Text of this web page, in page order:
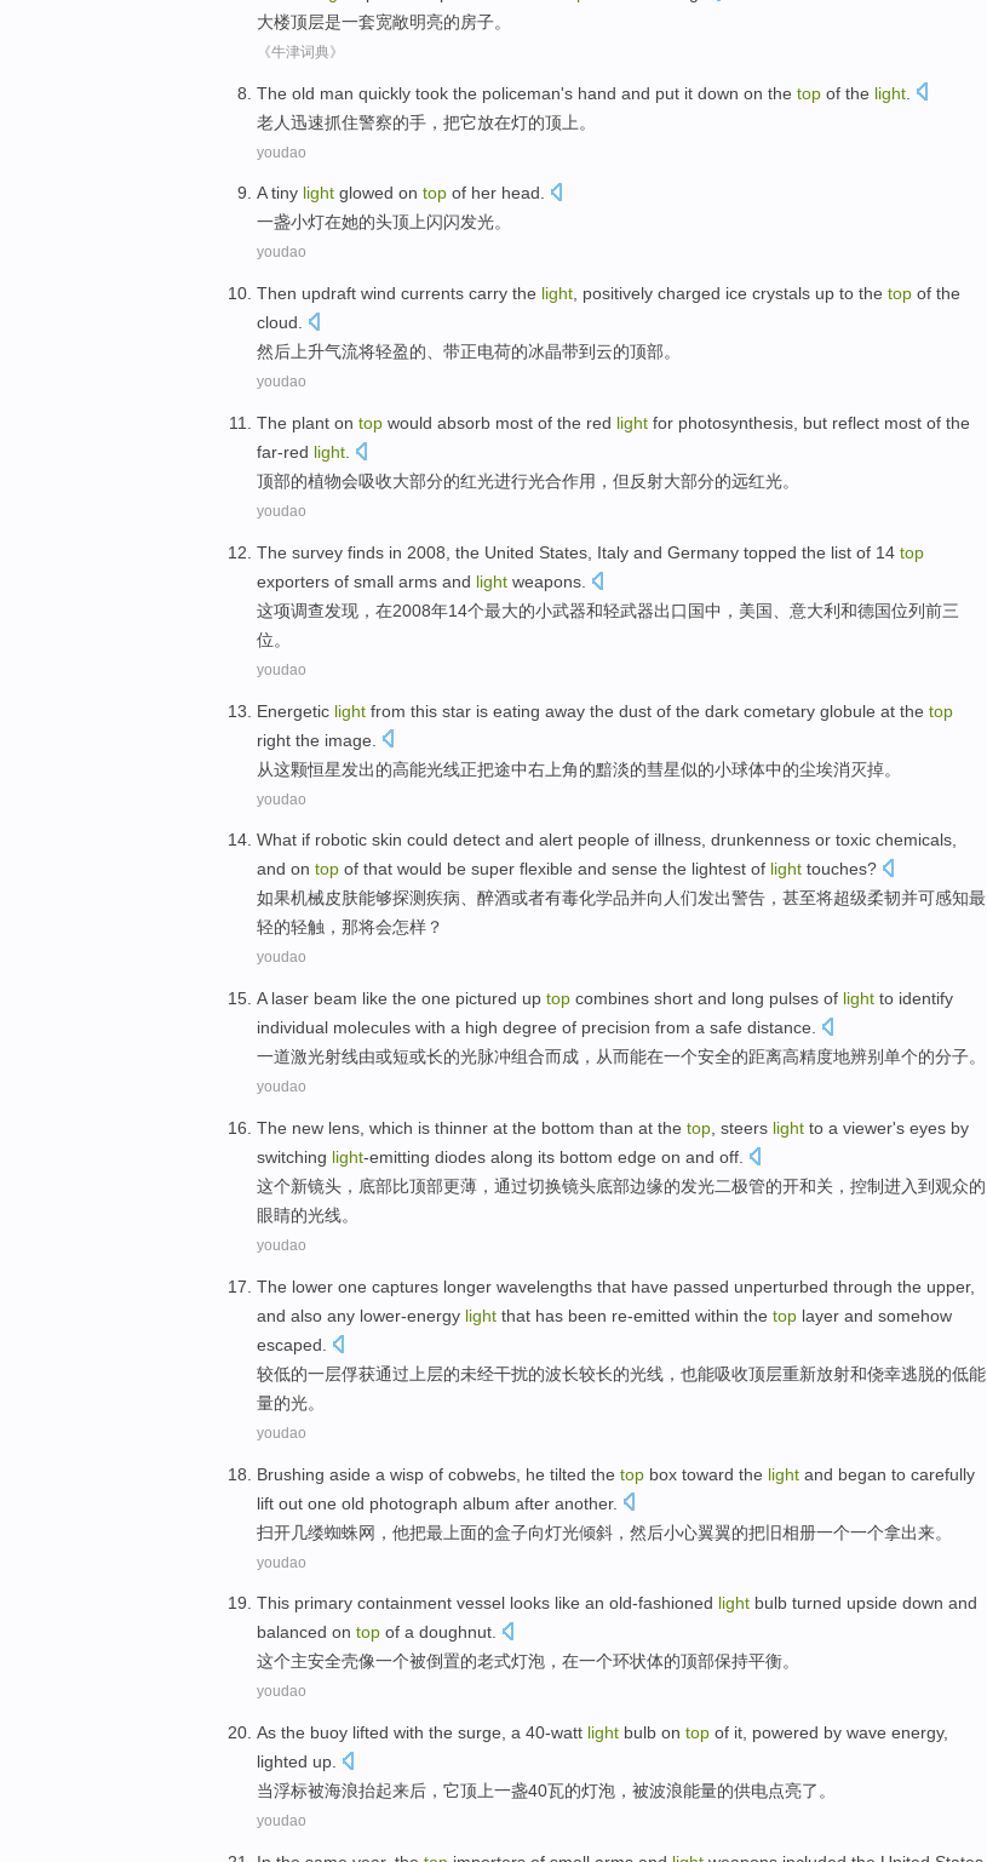
大楼顶层是一套宽敞明亮的房子。
《牛津词典》
The old man quickly took the policeman's hand and put it down on the top of the light
老人迅速抓住警察的手 ， 把它放在灯的顶上 。
youdao
A tiny light glowed on top of her head.
一盏小灯在她的头顶上闪闪发光。
youdao
Then updraft wind currents carry the light positively charged ice crystals up to the top of the
cloud
然后 上升气流将轻盈的 带正电荷的冰晶带到云的顶部。
youdao
The plant on top would absorb most of the red light for photosynthesis but reflect most of the
far-red light
顶部的植物会吸收大部分的红光进行光合作用 ， 但 反射大部分的远红光。
youdao
The survey finds in 2008, the United States Italy and Germany topped the list of 14 top
exporters of small arms and light weapons.
这项调查发现 ， 在2008年14个最大的小武器和轻武器出口国中， 美国 意大利 和德国位列前三
位。
youdao
Energetic light from this star is eating away the dust of the dark cometary globule at the top
right the image.
从这颗恒星发出的高能光线正把途中右上角的黯淡的彗星似的小球体中的尘埃消灭掉。
youdao
What if robotic skin could detect and alert people of illness, drunkenness or toxic chemicals,
and on top of that would be super flexible and sense the lightest of light touches?
如果机械皮肤能够探测疾病、 醉酒或者有毒化学品并向 人们发出警告 ，甚至将超级柔韧并可感知最
轻的轻触， 那将会怎样？
youdao
A laser beam like the one pictured up top combines short and long pulses of light to identify
individual molecules with a high degree of precision from a safe distance
一道激光射线由或短或长的光脉冲组合而成，从而能在一个安全的距离高精度地辨别单个的分子。
youdao
The new lens , which is thinner at the bottom than at the top steers light to a viewer's eyes by
switching light-emitting diodes along its bottom edge on and off
这个新镜头 ， 底部比顶部更薄， 通过切换镜头底部边缘的发光二极管的开和关，控制进入到观众的
眼睛的光线。
youdao
The lower one captures longer wavelengths that have passed unperturbed through the upper,
and also any lower-energy light that has been re-emitted within the top layer and somehow
escaped
较低的一层俘获通过 上层的未经干扰的波长较长的光线 ， 也能吸收顶层重新放射和侥幸逃脱的低能
量的光。
youdao
Brushing aside a wisp of cobwebs he tilted the top box toward the light and began to carefully
lift out one old photograph album after another.
扫开几缕蜘蛛网 ， 他把最 上面的盒子向灯光倾斜 ， 然后小心翼翼的把旧相册一个一个拿出来。
youdao
This primary containment vessel looks like an old-fashioned light bulb turned upside down and
balanced on top of a doughnut.
这个主安全壳像一个被倒置的老式灯泡 ， 在一个环状体的顶部保持平衡。
youdao
As the buoy lifted with the surge, a 40-watt light bulb on top of it powered by wave energy,
lighted up
当浮标被海浪抬起来后， 它顶上一盏40瓦的灯泡 ， 被波浪能量的供电点亮了。
youdao